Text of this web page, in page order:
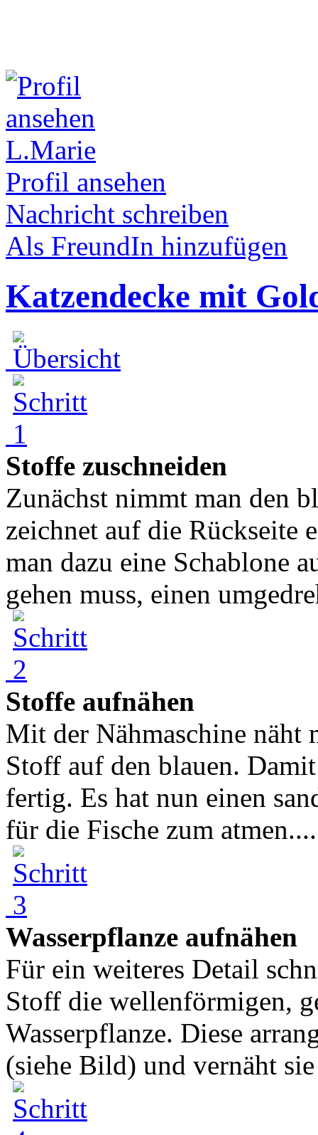
L.Marie
Profil ansehen
Nachricht schreiben
Als FreundIn hinzufügen
Katzendecke mit
Stoffe zuschneiden
Zunächst nimmt man den
zeichnet auf die Rückseite
man dazu eine Schablone
gehen muss, einen
Stoffe aufnähen
Mit der Nähmaschine näht
Stoff auf den blauen.
fertig. Es hat nun einen
für die Fische zum atmen....
Wasserpflanze aufnähen
Für ein weiteres Detail
Stoff die wellenförmigen,
Wasserpflanze. Diese
(siehe Bild) und vernäht